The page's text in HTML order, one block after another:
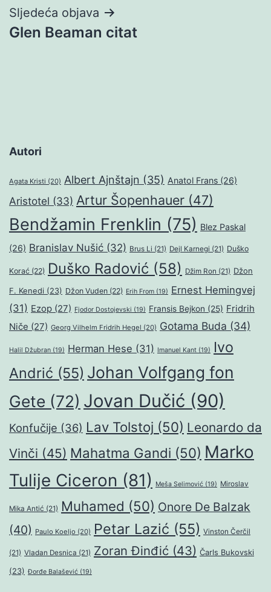
Sljedeća objava
Glen Beaman citat
Autori
Agata Kristi (20) Albert Ajnštajn (35) Anatol Frans (26)
Aristotel (33) Artur Šopenhauer (47)
Bendžamin Frenklin (75) Blez Paskal
(26) Branislav Nušić (32) Brus Li (21) Dejl Karnegi (21) Duško
Korać (22) Duško Radović (58) Džim Ron (21) Džon
F. Kenedi (23) Džon Vuden (22) Erih From (19) Ernest Hemingvej
(31) Ezop (27) Fjodor Dostojevski (19) Fransis Bejkon (25) Fridrih
Niče (27) Georg Vilhelm Fridrih Hegel (20) Gotama Buda (34)
Halil Džubran (19) Herman Hese (31) Imanuel Kant (19)
Ivo
Andrić (55) Johan Volfgang fon
Gete (72) Jovan Dučić (90)
Konfučije (36) Lav Tolstoj (50) Leonardo da
Vinči (45) Mahatma Gandi (50) Marko
Tulije Ciceron (81) Meša Selimović (19) Miroslav
Mika Antić (21) Muhamed (50) Onore De Balzak
(40) Paulo Koeljo (20) Petar Lazić (55) Vinston Čerčil
(21) Vladan Desnica (21) Zoran Đinđić (43) Čarls Bukovski
(23) Đorđe Balašević (19)